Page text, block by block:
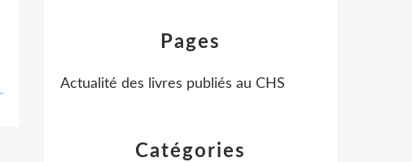
Catégories
Pages
Actualité des livres publiés au CHS